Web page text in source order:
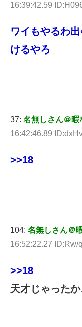
16:39:42.59
ワイもやるわ
けるやろ
37: 名無しさん＠
16:42:46.89
>>18
104: 名無しさん＠
16:52:22.27 ID:Rw/
>>18
天才じゃった